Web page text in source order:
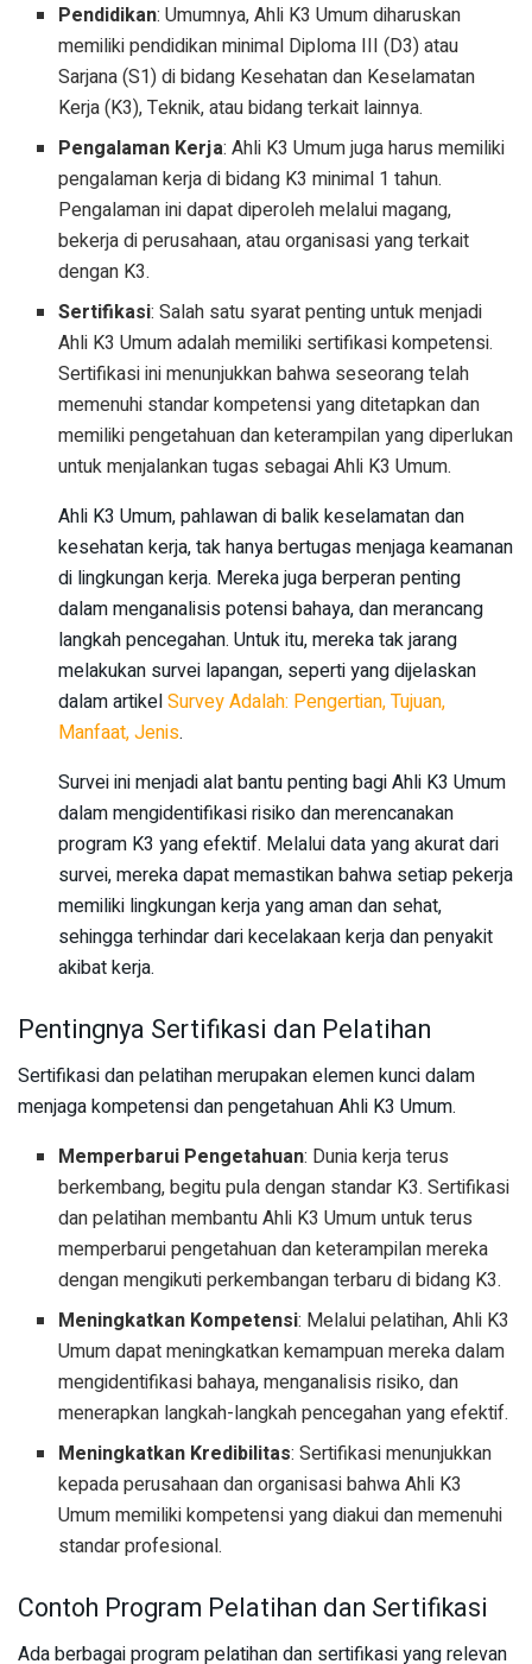
Pendidikan: Umumnya, Ahli K3 Umum diharuskan
memiliki pendidikan minimal Diploma III (D3) atau
Sarjana (S1) di bidang Kesehatan dan Keselamatan
Kerja (K3), Teknik, atau bidang terkait lainnya.
Pengalaman Kerja: Ahli K3 Umum juga harus memiliki
pengalaman kerja di bidang K3 minimal 1 tahun.
Pengalaman ini dapat diperoleh melalui magang,
bekerja di perusahaan, atau organisasi yang terkait
dengan K3.
Sertifikasi: Salah satu syarat penting untuk menjadi
Ahli K3 Umum adalah memiliki sertifikasi kompetensi.
Sertifikasi ini menunjukkan bahwa seseorang telah
memenuhi standar kompetensi yang ditetapkan dan
memiliki pengetahuan dan keterampilan yang diperlukan
untuk menjalankan tugas sebagai Ahli K3 Umum.
Ahli K3 Umum, pahlawan di balik keselamatan dan
kesehatan kerja, tak hanya bertugas menjaga keamanan
di lingkungan kerja. Mereka juga berperan penting
dalam menganalisis potensi bahaya, dan merancang
langkah pencegahan. Untuk itu, mereka tak jarang
melakukan survei lapangan, seperti yang dijelaskan
dalam artikelSurvey Adalah: Pengertian, Tujuan,
Manfaat, Jenis.
Survei ini menjadi alat bantu penting bagi Ahli K3 Umum
dalam mengidentifikasi risiko dan merencanakan
program K3 yang efektif. Melalui data yang akurat dari
survei, mereka dapat memastikan bahwa setiap pekerja
memiliki lingkungan kerja yang aman dan sehat,
sehingga terhindar dari kecelakaan kerja dan penyakit
akibat kerja.
Pentingnya Sertifikasi dan Pelatihan
Sertifikasi dan pelatihan merupakan elemen kunci dalam
menjaga kompetensi dan pengetahuan Ahli K3 Umum.
Memperbarui Pengetahuan: Dunia kerja terus
berkembang, begitu pula dengan standar K3. Sertifikasi
dan pelatihan membantu Ahli K3 Umum untuk terus
memperbarui pengetahuan dan keterampilan mereka
dengan mengikuti perkembangan terbaru di bidang K3.
Meningkatkan Kompetensi: Melalui pelatihan, Ahli K3
Umum dapat meningkatkan kemampuan mereka dalam
mengidentifikasi bahaya, menganalisis risiko, dan
menerapkan langkah-langkah pencegahan yang efektif.
Meningkatkan Kredibilitas: Sertifikasi menunjukkan
kepada perusahaan dan organisasi bahwa Ahli K3
Umum memiliki kompetensi yang diakui dan memenuhi
standar profesional.
Contoh Program Pelatihan dan Sertifikasi
Ada berbagai program pelatihan dan sertifikasi yang relevan